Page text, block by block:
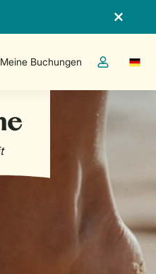
Meine Buchungen
Dropdown-